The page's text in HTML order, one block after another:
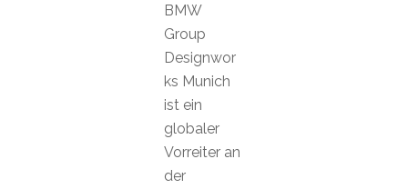
BMW
Group
Designwor
ks Munich
ist ein
globaler
Vorreiter an
der